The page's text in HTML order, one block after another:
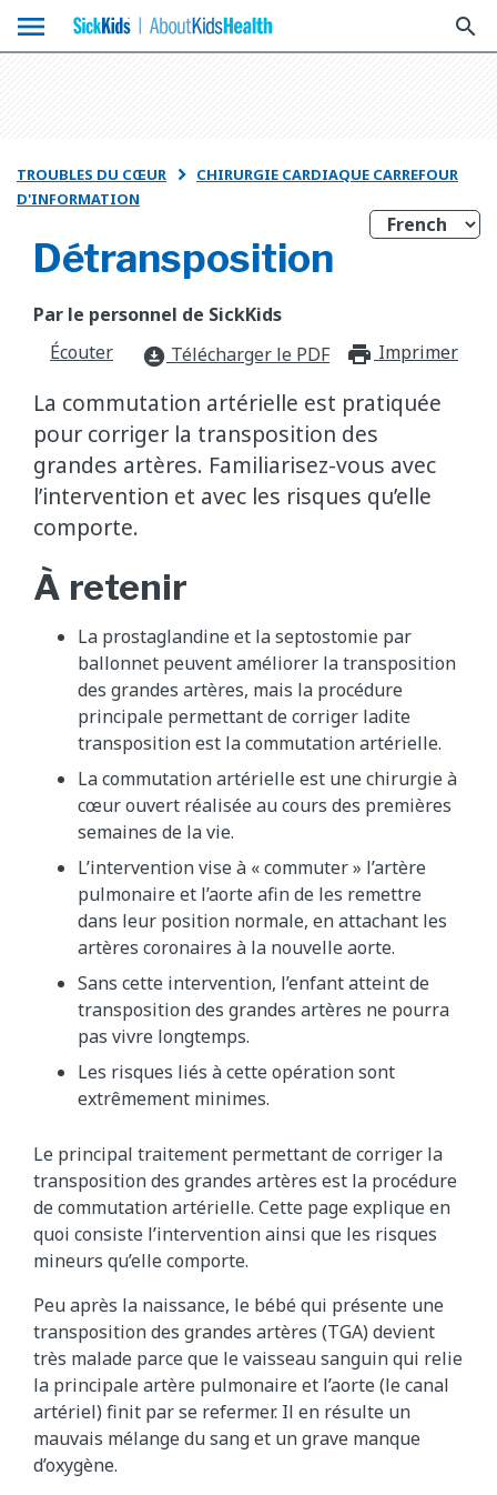
menu search
TROUBLES DU CŒUR  CHIRURGIE CARDIAQUE CARREFOUR
D'INFORMATION
Détransposition
Par le personnel de SickKids
Écouter
download_for_offline Télécharger le PDF Imprimer
La commutation artérielle est pratiquée
pour corriger la transposition des
grandes artères. Familiarisez-vous avec
l’intervention et avec les risques qu’elle
comporte.
À retenir
La prostaglandine et la septostomie par
ballonnet peuvent améliorer la transposition
des grandes artères, mais la procédure
principale permettant de corriger ladite
transposition est la commutation artérielle.
La commutation artérielle est une chirurgie à
cœur ouvert réalisée au cours des premières
semaines de la vie.
L’intervention vise à « commuter » l’artère
pulmonaire et l’aorte afin de les remettre
dans leur position normale, en attachant les
artères coronaires à la nouvelle aorte.
Sans cette intervention, l’enfant atteint de
transposition des grandes artères ne pourra
pas vivre longtemps.
Les risques liés à cette opération sont
extrêmement minimes.
Le principal traitement permettant de corriger la
transposition des grandes artères est la procédure
de commutation artérielle. Cette page explique en
quoi consiste l’intervention ainsi que les risques
mineurs qu’elle comporte.
Peu après la naissance, le bébé qui présente une
transposition des grandes artères (TGA) devient
très malade parce que le vaisseau sanguin qui relie
la principale artère pulmonaire et l’aorte (le canal
artériel) finit par se refermer. Il en résulte un
mauvais mélange du sang et un grave manque
d’oxygène.